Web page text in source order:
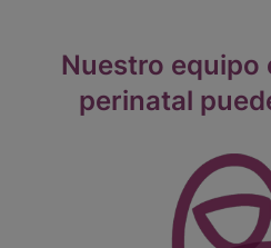
Nuestro equipo
perinatal